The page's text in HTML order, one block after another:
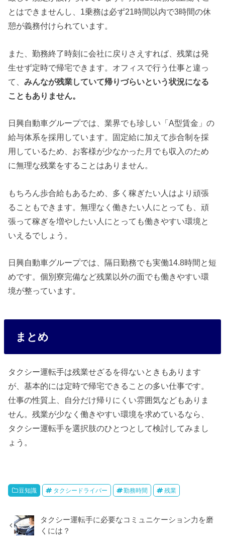
とはできませんし、1乗務は必ず21時間以内で3時間の休
憩が義務付けられています。
また、勤務終了時刻に会社に戻りさえすれば、残業は発
生せず定時で帰宅できます。オフィスで行う仕事と違っ
て、みんなが残業していて帰りづらいという状況になる
こともありません。
日興自動車グループでは、業界でも珍しい「A型賃金」の
給与体系を採用しています。固定給に加えて歩合制を採
用しているため、お客様が少なかった月でも収入のため
に無理な残業をすることはありません。
もちろん歩合給もあるため、多く稼ぎたい人はより頑張
ることもできます。無理なく働きたい人にとっても、頑
張って稼ぎを増やしたい人にとっても働きやすい環境と
いえるでしょう。
日興自動車グループでは、隔日勤務でも実働14.8時間と短
めです。個別寮完備など残業以外の面でも働きやすい環
境が整っています。
まとめ
タクシー運転手は残業せざるを得ないときもあります
が、基本的には定時で帰宅できることの多い仕事です。
仕事の性質上、自分だけ帰りにくい雰囲気などもありま
せん。残業が少なく働きやすい環境を求めているなら、
タクシー運転手を選択肢のひとつとして検討してみまし
ょう。
豆知識 タクシードライバー 勤務時間 残業
タクシー運転手に必要なコミュニケーション力を磨
くには？